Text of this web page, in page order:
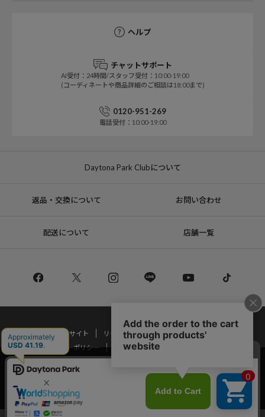
ヘルプ
チャットサポート
AI受付：24時間/スタッフ受付：10:00-19:00
(コーディネートや商品詳細のご相談は18:00まで)
0120-951-269
電話受付：10:00-19:00
Daytona Park Clubについて
返品・交換について お問い合わせ
配送について 店舗一覧
コーポレートサイト リクルート
サステナブルマークについて
プライバシーポリシー
特定商取引法・古物営業法に基づく表記
Copyright © DAYTONA INTERNATIONAL Co.,Ltd All Rights Reserved.
当サイトでは利用体験の向上およびコンテンツの最適な提供、トラフィック
の分析を目的としてCookieを使用しています。
サイトの閲覧を継続された場合、Cookieの利用に同意したことものといたし
ます。